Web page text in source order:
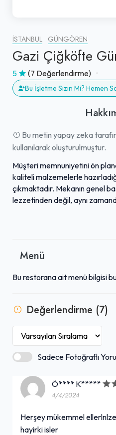
İSTANBUL GÜNGÖREN
Gazi Çiğköfte
5 (7 Değerlendirme)
Bu İşletme Sizin Mi? Hemen
Bu metin yapay zeka
kullanılarak oluşturulmuştur.
Müşteri memnuniyetini ön
kaliteli malzemelerle
çıkmaktadır. Mekanın genel
lezzetinden değil, aynı
yüzlü hizmetten de
performans dengesinden
hizmet prensibi sayesinde,
Menü
Bu restorana ait menü bilgisi
Değerlendirme (7)
Sadece Fotoğraflı
Ö**** K*****
4/4/2024
Herşey mükemmel ellerlnlze
hayirki isler